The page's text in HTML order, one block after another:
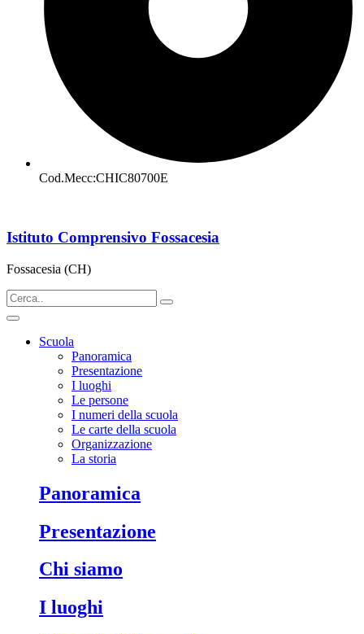
Cod.Mecc:CHIC80700E
Istituto Comprensivo Fossacesia
Fossacesia (CH)
Scuola
Panoramica
Presentazione
I luoghi
Le persone
I numeri della scuola
Le carte della scuola
Organizzazione
La storia
Panoramica
Presentazione
Chi siamo
I luoghi